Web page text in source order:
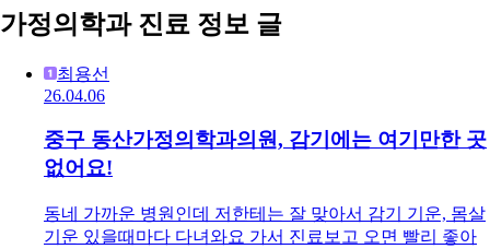
가정의학과 진료 정보 글
최용선
26.04.06
중구 동산가정의학과의원, 감기에는 여기만한 곳
없어요!
동네 가까운 병원인데 저한테는 잘 맞아서 감기 기운, 몸살
기운 있을때마다 다녀와요 가서 진료보고 오면 빨리 좋아